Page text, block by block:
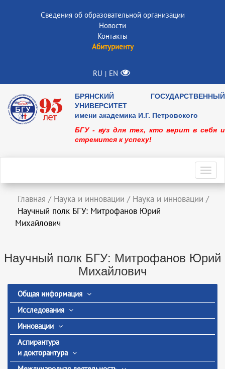
Сведения об образовательной организации
Новости
Контакты
Абитуриенту
RU | EN
БРЯНСКИЙ ГОСУДАРСТВЕННЫЙ
УНИВЕРСИТЕТ
имени академика И.Г. Петровского
БГУ - вуз для тех, кто верит в себя и
стремится к успеху!
Главная / Наука и инновации / Наука и инновации /
Научный полк БГУ: Митрофанов Юрий
Михайлович
Научный полк БГУ: Митрофанов Юрий
Михайлович
Общая информация
Исследования
Инновации
Аспирантура
и докторантура